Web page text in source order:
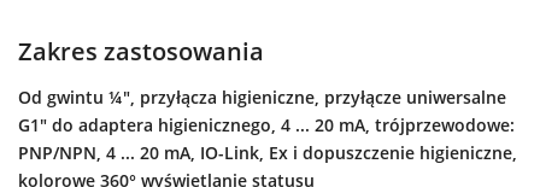
Zakres zastosowania
Od gwintu ¼", przyłącza higieniczne, przyłącze uniwersalne
G1" do adaptera higienicznego, 4 ... 20 mA, trójprzewodowe:
PNP/NPN, 4 ... 20 mA, IO-Link, Ex i dopuszczenie higieniczne,
kolorowe 360° wyświetlanie statusu